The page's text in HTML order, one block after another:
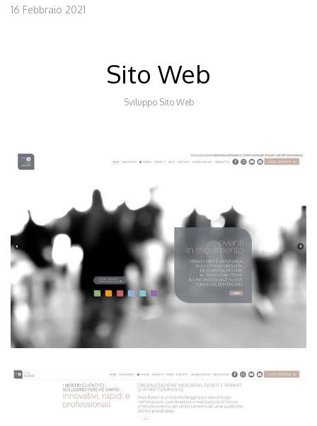
16 Febbraio 2021
Sito Web
Sviluppo Sito Web